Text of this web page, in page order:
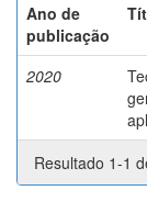
Ano de
publicação
2020
Resultado 1-1